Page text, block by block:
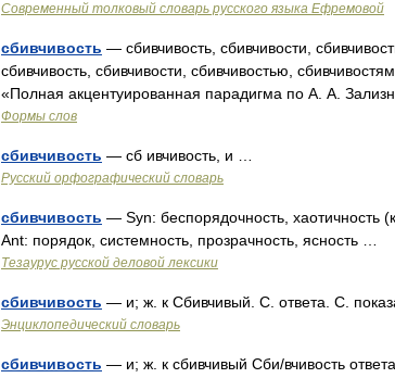
Современный толковый словарь русского языка Ефремовой
сбивчивость — сбивчивость, сбивчивости,
сбивчивость, сбивчивости, сбивчивостью,
«Полная акцентуированная парадигма по А. А.
Формы слов
сбивчивость — сб ивчивость, и …
Русский орфографический словарь
сбивчивость — Syn: беспорядочность, хаотичность
Ant: порядок, системность, прозрачность, ясность …
Тезаурус русской деловой лексики
сбивчивость — и; ж. к Сбивчивый. С. ответа. С.
Энциклопедический словарь
сбивчивость — и; ж. к сбивчивый Сби/вчивость